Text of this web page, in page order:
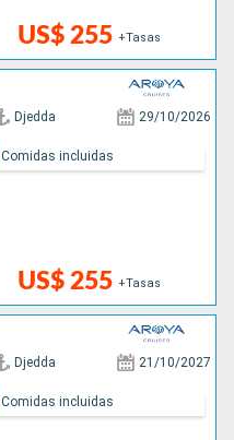
US$ 255 +Tasas
Djedda 29/10/2026
US$ 255 +Tasas
Comidas incluidas
Djedda 21/10/2027
Comidas incluidas